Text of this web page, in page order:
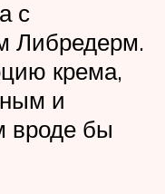
с
Либредерм.
крема,
и
вроде бы